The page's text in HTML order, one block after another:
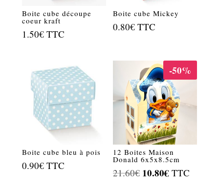
Boite cube découpe
coeur kraft
1.50€ TTC
Boite cube Mickey
0.80€ TTC
Boite cube bleu à pois
0.90€ TTC
-50%
12 Boites Maison
Donald 6x5x8.5cm
21.60€ Le
10.80€ Le
TTC